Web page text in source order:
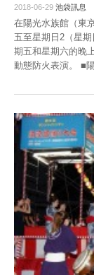
2018-06-29 池袋訊息
在陽光水族館（東
五至星期日2（星期
期五和星期六的晚
動態防火表演。 ■